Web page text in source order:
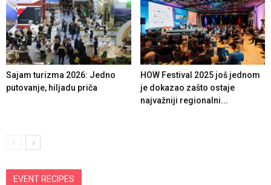
Sajam turizma 2026: Jedno
putovanje, hiljadu priča
HOW Festival 2025 još jednom
je dokazao zašto ostaje
najvažniji regionalni...
EVENT RECIPES